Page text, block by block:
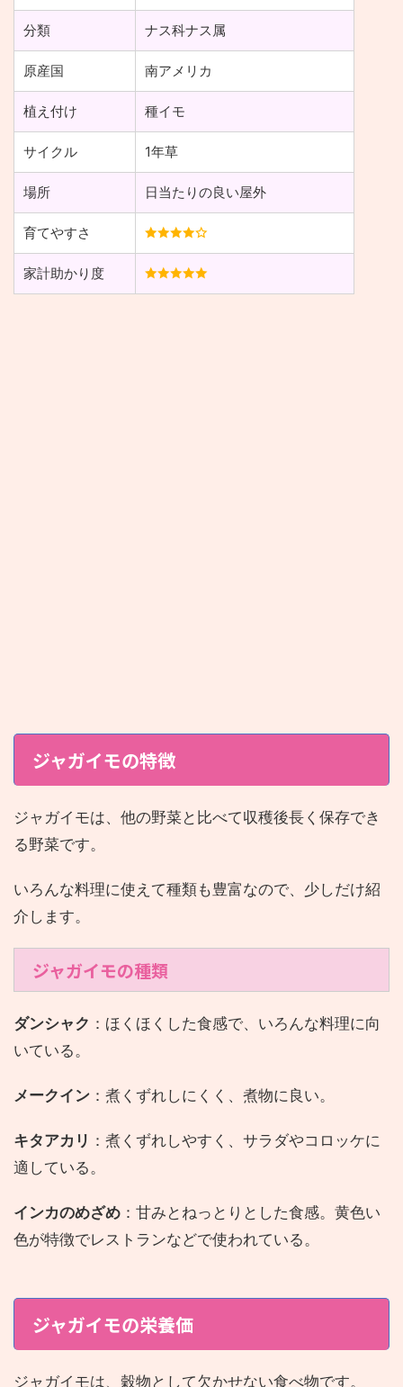
分類 ナス科ナス属
原産国 南アメリカ
植え付け 種イモ
サイクル 1年草
場所 日当たりの良い屋外
育てやすさ
家計助かり度
ジャガイモの特徴
ジャガイモは、他の野菜と比べて収穫後長く保存でき
る野菜です。
いろんな料理に使えて種類も豊富なので、少しだけ紹
介します。
ジャガイモの種類
ダンシャク ：ほくほくした食感で、いろんな料理に向
いている。
メークイン ：煮くずれしにくく、煮物に良い。
キタアカリ ：煮くずれしやすく、サラダやコロッケに
適している。
インカのめざめ ：甘みとねっとりとした食感。黄色い
色が特徴でレストランなどで使われている。
ジャガイモの栄養価
ジャガイモは、穀物として欠かせない食べ物です。